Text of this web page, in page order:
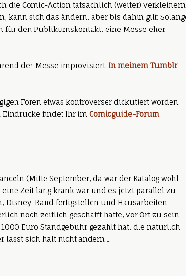
die Comic-Action tatsächlich (weiter)
kann sich das ändern, aber bis dahin gilt:
für den Publikumskontakt, eine Messe eher
der Messe improvisiert. In meinem Tumblr
Foren etwas kontroverser dickutiert worden.
Eindrücke findet Ihr im Comicguide-Forum.
(Mitte September, da war der Katalog wohl
Zeit lang krank war und es jetzt parallel zu
Disney-Band fertigstellen und Hausarbeiten
noch zeitlich geschafft hätte, vor Ort zu sein.
Euro Standgebühr gezahlt hat, die natürlich
lässt sich halt nicht ändern ...